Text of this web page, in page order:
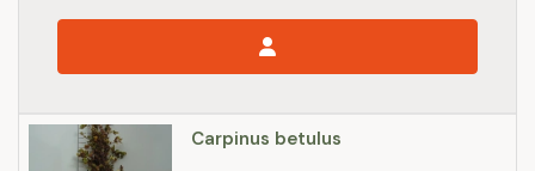
Carpinus betulus